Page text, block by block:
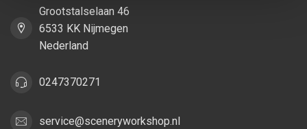
Grootstalselaan 46
6533 KK Nijmegen
Nederland
0247370271
service@sceneryworkshop.nl